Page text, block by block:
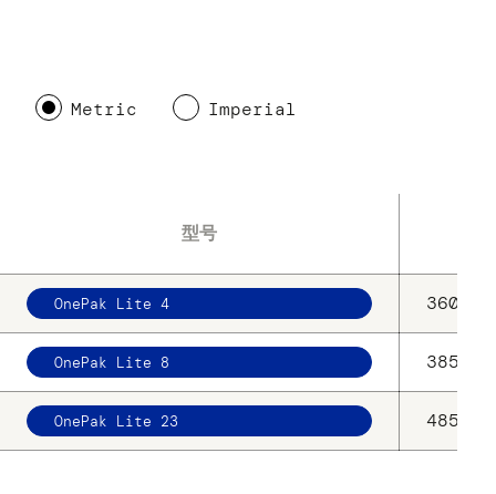
Metric Imperial
型号
OnePak Lite 4 360 x
OnePak Lite 8 385 x
OnePak Lite 23 485 x